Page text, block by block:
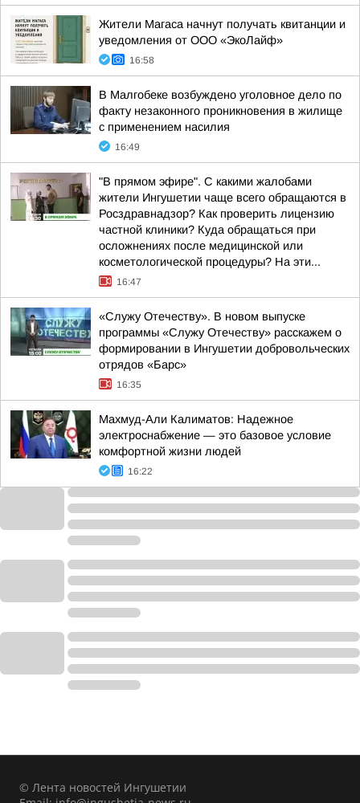
Жители Магаса начнут получать квитанции и
уведомления от ООО «ЭкоЛайф»
16:58
В Малгобеке возбуждено уголовное дело по
факту незаконного проникновения в жилище
с применением насилия
16:49
"В прямом эфире". С какими жалобами
жители Ингушетии чаще всего обращаются в
Росздравнадзор? Как проверить лицензию
частной клиники? Куда обращаться при
осложнениях после медицинской или
косметологической процедуры? На эти...
16:47
«Служу Отечеству». В новом выпуске
программы «Служу Отечеству» расскажем о
формировании в Ингушетии добровольческих
отрядов «Барс»
16:35
Махмуд-Али Калиматов: Надежное
электроснабжение — это базовое условие
комфортной жизни людей
16:22
© Лента новостей Ингушетии